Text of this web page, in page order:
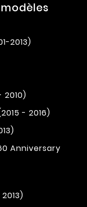
2013)
2010)
- 2016)
Anniversary